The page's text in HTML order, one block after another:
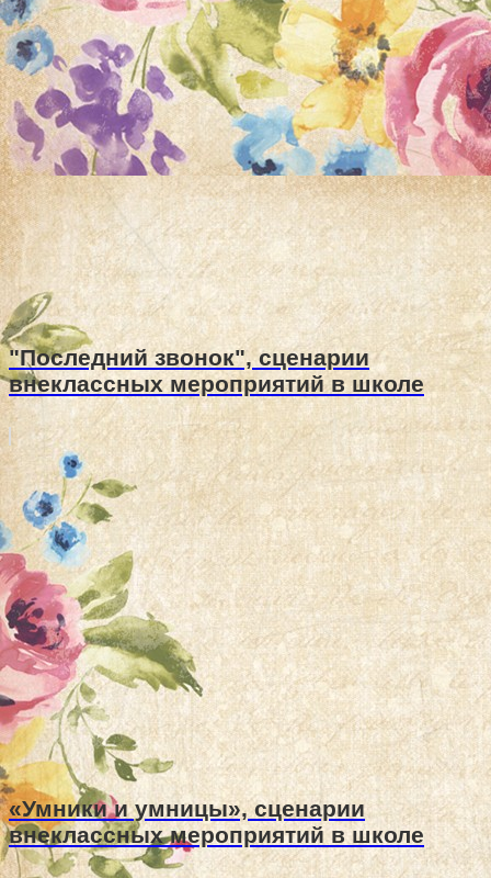
"Последний звонок", сценарии
внеклассных мероприятий в школе
«Умники и умницы», сценарии
внеклассных мероприятий в школе